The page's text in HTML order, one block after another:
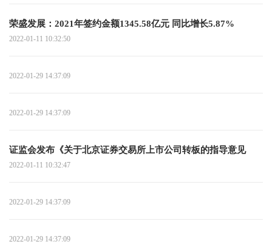
荣盛发展：2021年签约金额1345.58亿元 同比增长5.87%
2022-01-11 10:32:50
2022-01-29 14:37:09
2022-01-29 14:37:09
证监会发布《关于北京证券交易所上市公司转板的指导意见
2022-01-11 10:32:47
2022-01-29 14:37:09
2022-01-29 14:37:09